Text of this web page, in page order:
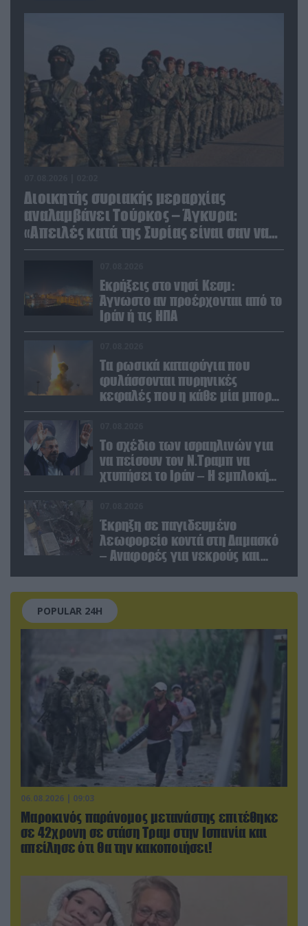
Διοικητής συριακής μεραρχίας
αναλαμβάνει Τούρκος – Άγκυρα:
«Απειλές κατά της Συρίας είναι σαν να
απειλούν εμάς»
Εκρήξεις στο νησί Κεσμ:
Άγνωστο αν προέρχονται από το
Ιράν ή τις ΗΠΑ
Τα ρωσικά καταφύγια που
φυλάσσονται πυρηνικές
κεφαλές που η κάθε μία μπορεί
να καταστρέψει «μία
Το σχέδιο των ισραηλινών για
να πείσουν τον Ν.Τραμπ να
χτυπήσει το Ιράν – Η εμπλοκή
του Μ.Αχμαντινετζάντ
Έκρηξη σε παγιδευμένο
λεωφορείο κοντά στη Δαμασκό
– Αναφορές για νεκρούς και
POPULAR 24H
06.08.2026 | 09:03
Μαροκινός παράνομος μετανάστης επιτέθηκε
σε 42χρονη σε στάση Τραμ στην Ισπανία και
απείλησε ότι θα την κακοποιήσει!